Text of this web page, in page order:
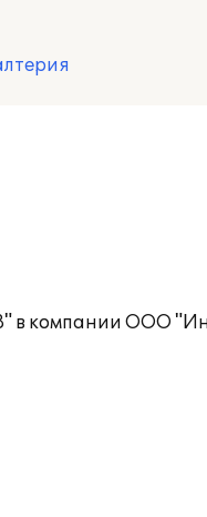
в компании ООО